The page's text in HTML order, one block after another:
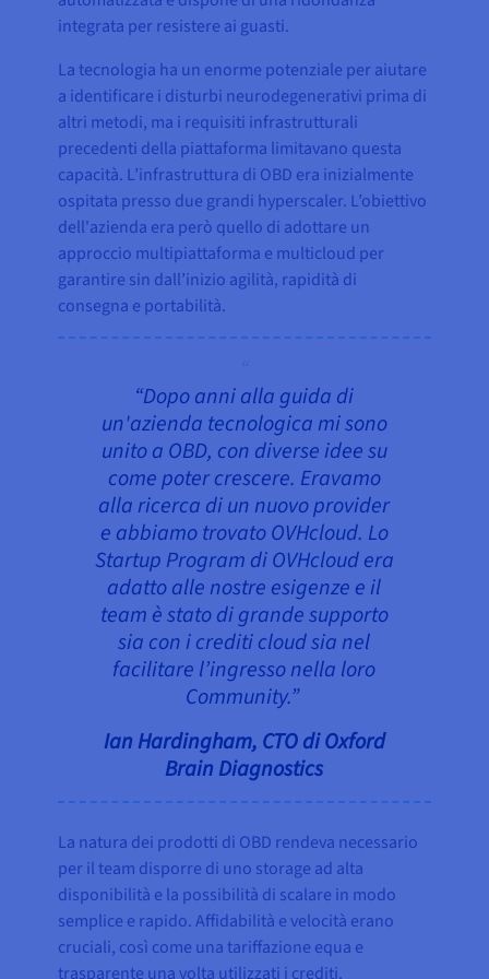
integrata per resistere ai guasti.
La tecnologia ha un enorme potenziale per aiutare
a identificare i disturbi neurodegenerativi prima di
altri metodi, ma i requisiti infrastrutturali
precedenti della piattaforma limitavano questa
capacità. L’infrastruttura di OBD era inizialmente
ospitata presso due grandi hyperscaler. L’obiettivo
dell'azienda era però quello di adottare un
approccio multipiattaforma e multicloud per
garantire sin dall’inizio agilità, rapidità di
consegna e portabilità.
“Dopo anni alla guida di
un'azienda tecnologica mi sono
unito a OBD, con diverse idee su
come poter crescere. Eravamo
alla ricerca di un nuovo provider
e abbiamo trovato OVHcloud. Lo
Startup Program di OVHcloud era
adatto alle nostre esigenze e il
team è stato di grande supporto
sia con i crediti cloud sia nel
facilitare l’ingresso nella loro
Community.”
Ian Hardingham, CTO di Oxford
Brain Diagnostics
La natura dei prodotti di OBD rendeva necessario
per il team disporre di uno storage ad alta
disponibilità e la possibilità di scalare in modo
semplice e rapido. Affidabilità e velocità erano
cruciali, così come una tariffazione equa e
trasparente una volta utilizzati i crediti.